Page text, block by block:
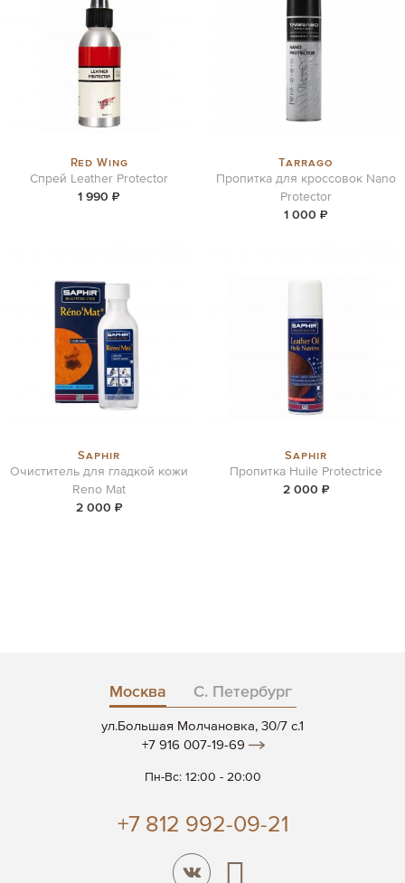
Red Wing
Спрей Leather Protector
1 990 ₽
Tarrago
Пропитка для кроссовок Nano
Protector
1 000 ₽
Saphir
Очиститель для гладкой кожи
Reno Mat
2 000 ₽
Saphir
Пропитка Huile Protectrice
2 000 ₽
Москва С. Петербург
ул.Большая Молчановка, 30/7 c.1
+7 916 007-19-69
Пн-Вс: 12:00 - 20:00
+7 812 992-09-21